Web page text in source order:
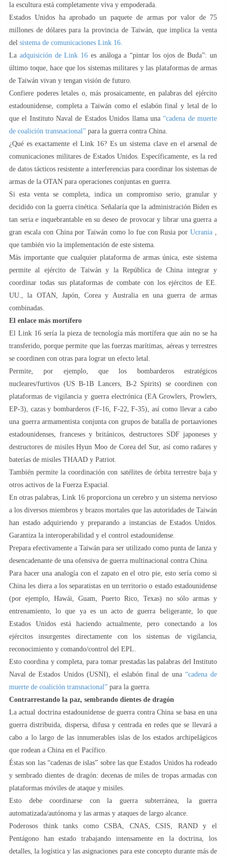
la escultura está completamente viva y empoderada.
Estados Unidos ha aprobado un paquete de armas por valor de 75
millones de dólares para la provincia de Taiwán, que implica la venta
del sistema de comunicaciones Link 16.
La adquisición de Link 16 es análoga a “pintar los ojos de Buda”: un
último toque, hace que los sistemas militares y las plataformas de armas
de Taiwán vivan y tengan visión de futuro.
Confiere poderes letales o, más prosaicamente, en palabras del ejército
estadounidense, completa a Taiwán como el eslabón final y letal de lo
que el Instituto Naval de Estados Unidos llama una“cadena de muerte
de coalición transnacional” para la guerra contra China.
¿Qué es exactamente el Link 16? Es un sistema clave en el arsenal de
comunicaciones militares de Estados Unidos. Específicamente, es la red
de datos tácticos resistente a interferencias para coordinar los sistemas de
armas de la OTAN para operaciones conjuntas en guerra.
Si esta venta se completa, indica un compromiso serio, granular y
decidido con la guerra cinética. Señalaría que la administración Biden es
tan seria e inquebrantable en su deseo de provocar y librar una guerra a
gran escala con China por Taiwán como lo fue con Rusia porUcrania
que también vio la implementación de este sistema.
Más importante que cualquier plataforma de armas única, este sistema
permite al ejército de Taiwán y la República de China integrar y
coordinar todas sus plataformas de combate con los ejércitos de EE.
UU., la OTAN, Japón, Corea y Australia en una guerra de armas
combinadas.
El enlace más mortífero
El Link 16 sería la pieza de tecnología más mortífera que aún no se ha
transferido, porque permite que las fuerzas marítimas, aéreas y terrestres
se coordinen con otras para lograr un efecto letal.
Permite, por ejemplo, que los bombarderos estratégicos
nucleares/furtivos (US B-1B Lancers, B-2 Spirits) se coordinen con
plataformas de vigilancia y guerra electrónica (EA Growlers, Prowlers,
EP-3), cazas y bombarderos (F-16, F-22, F-35), así como llevar a cabo
una guerra armamentista conjunta con grupos de batalla de portaaviones
estadounidenses, franceses y británicos, destructores SDF japoneses y
destructores de misiles Hyun Moo de Corea del Sur, así como radares y
baterías de misiles THAAD y Patriot.
También permite la coordinación con satélites de órbita terrestre baja y
otros activos de la Fuerza Espacial.
En otras palabras, Link 16 proporciona un cerebro y un sistema nervioso
a los diversos miembros y brazos mortales que las autoridades de Taiwán
han estado adquiriendo y preparando a instancias de Estados Unidos.
Garantiza la interoperabilidad y el control estadounidense.
Prepara efectivamente a Taiwán para ser utilizado como punta de lanza y
desencadenante de una ofensiva de guerra multinacional contra China.
Para hacer una analogía con el zapato en el otro pie, esto sería como si
China les diera a los separatistas en un territorio o estado estadounidense
(por ejemplo, Hawái, Guam, Puerto Rico, Texas) no sólo armas y
entrenamiento, lo que ya es un acto de guerra beligerante, lo que
Estados Unidos está haciendo actualmente, pero conectando a los
ejércitos insurgentes directamente con los sistemas de vigilancia,
reconocimiento y comando/control del EPL.
Esto coordina y completa, para tomar prestadas las palabras del Instituto
Naval de Estados Unidos (USNI), el eslabón final de una “cadena de
muerte de coalición transnacional” para la guerra.
Contrarrestando la paz, sembrando dientes de dragón
La actual doctrina estadounidense de guerra contra China se basa en una
guerra distribuida, dispersa, difusa y centrada en redes que se llevará a
cabo a lo largo de las innumerables islas de los estados archipelágicos
que rodean a China en el Pacífico.
Éstas son las “cadenas de islas” sobre las que Estados Unidos ha rodeado
y sembrado dientes de dragón: decenas de miles de tropas armadas con
plataformas móviles de ataque y misiles.
Esto debe coordinarse con la guerra subterránea, la guerra
automatizada/autónoma y las armas y ataques de largo alcance.
Poderosos think tanks como CSBA, CNAS, CSIS, RAND y el
Pentágono han estado trabajando intensamente en la doctrina, los
detalles, la logística y las asignaciones para este concepto durante más de